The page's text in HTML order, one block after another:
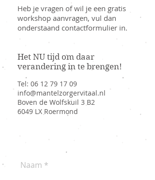
Heb je vragen of wil je een gratis
workshop aanvragen, vul dan
onderstaand contactformulier in.
Het NU tijd om daar
verandering in te brengen!
Tel: 06 12 79 17 09
info@mantelzorgervitaal.nl
Boven de Wolfskuil 3 B2
6049 LX Roermond